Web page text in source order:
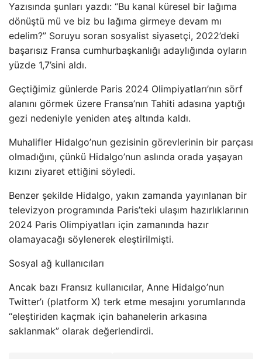
Yazısında şunları yazdı: “Bu kanal küresel bir lağıma
dönüştü mü ve biz bu lağıma girmeye devam mı
edelim?” Soruyu soran sosyalist siyasetçi, 2022’deki
başarısız Fransa cumhurbaşkanlığı adaylığında oyların
yüzde 1,7’sini aldı.
Geçtiğimiz günlerde Paris 2024 Olimpiyatları’nın sörf
alanını görmek üzere Fransa’nın Tahiti adasına yaptığı
gezi nedeniyle yeniden ateş altında kaldı.
Muhalifler Hidalgo’nun gezisinin görevlerinin bir parçası
olmadığını, çünkü Hidalgo’nun aslında orada yaşayan
kızını ziyaret ettiğini söyledi.
Benzer şekilde Hidalgo, yakın zamanda yayınlanan bir
televizyon programında Paris’teki ulaşım hazırlıklarının
2024 Paris Olimpiyatları için zamanında hazır
olamayacağı söylenerek eleştirilmişti.
Sosyal ağ kullanıcıları
Ancak bazı Fransız kullanıcılar, Anne Hidalgo’nun
Twitter’ı (platform X) terk etme mesajını yorumlarında
“eleştiriden kaçmak için bahanelerin arkasına
saklanmak” olarak değerlendirdi.